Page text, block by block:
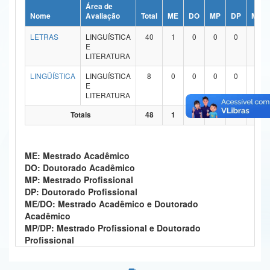
Ministério da Ciência, Tecnologia, Inovações e Comunicações
Ministério do Meio Ambiente
Ministério do Desenvolvimento Regional
Controladoria-Geral da União
Secretaria-Geral
Secretaria de Governo
Gabinete de Segurança Institucional
Advocacia-Geral da União
Nome
Área de
Avaliação
Total ME DO MP DP
ME/
LETRAS
LINGUÍSTICA
E
LITERATURA
40 1 0 0 0
LINGÜÍSTICA
LINGUÍSTICA
E
LITERATURA
8 0 0 0 0
Totais 48 1 0 0 0
ME: Mestrado Acadêmico
DO: Doutorado Acadêmico
MP: Mestrado Profissional
DP: Doutorado Profissional
ME/DO: Mestrado Acadêmico e Doutorado
Acadêmico
MP/DP: Mestrado Profissional e Doutorado
Profissional